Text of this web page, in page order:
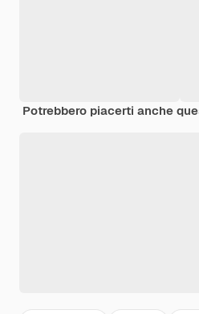
Potrebbero piacerti anche